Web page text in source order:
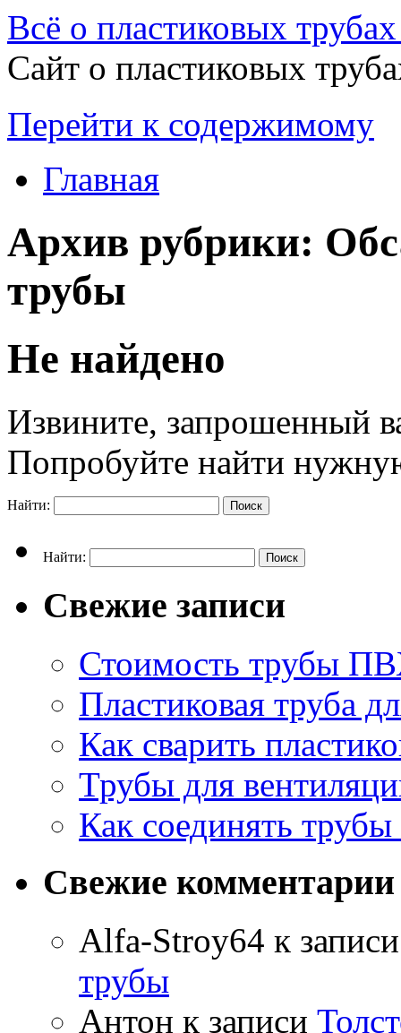
Всё о пластиковых
Сайт о пластиковых
Перейти к содержимому
Главная
Архив рубрики:
трубы
Не найдено
Извините, запрошенный
Попробуйте найти
Найти:
Найти:
Свежие записи
Стоимость трубы
Пластиковая труба
Как сварить
Трубы для
Как соединять
Свежие комментарии
Alfa-Stroy64 к
трубы
Антон к записи